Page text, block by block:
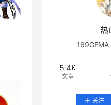
热
169GEMA
5.4K
文章
关注